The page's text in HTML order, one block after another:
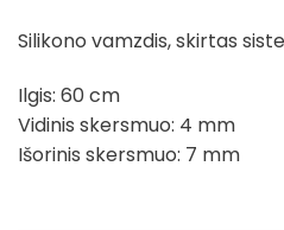
Silikono vamzdis, skirtas
Ilgis: 60 cm
Vidinis skersmuo: 4 mm
Išorinis skersmuo: 7 mm